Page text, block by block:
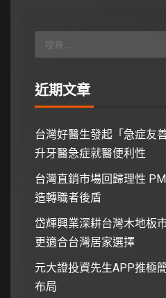
近期文章
台灣好醫生發起「急症友
升牙醫急症就醫便利性
台灣直銷市場回歸理性
造轉職者後盾
岱輝興業深耕台灣木地板
更適合台灣居家選擇
元大證投資先生APP推極
布局